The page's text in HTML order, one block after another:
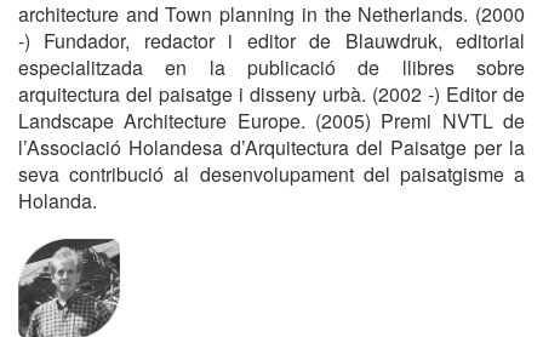
architecture and Town planning in the Netherlands. (2000
-) Fundador, redactor i editor de Blauwdruk, editorial
especialitzada en la publicació de llibres sobre
arquitectura del paisatge i disseny urbà. (2002 -) Editor de
Landscape Architecture Europe. (2005) Premi NVTL de
l’Associació Holandesa d’Arquitectura del Paisatge per la
seva contribució al desenvolupament del paisatgisme a
Holanda.